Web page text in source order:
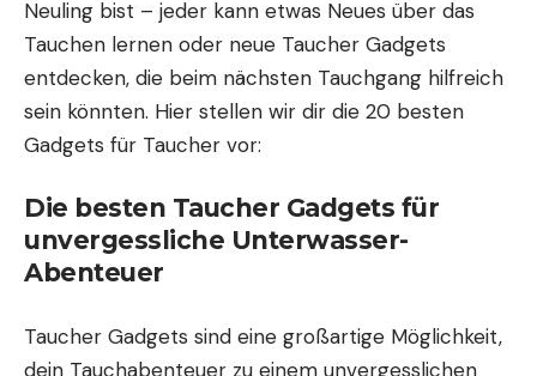
Neuling bist – jeder kann etwas Neues über das
Tauchen lernen oder neue Taucher Gadgets
entdecken, die beim nächsten Tauchgang hilfreich
sein könnten. Hier stellen wir dir die 20 besten
Gadgets für Taucher vor:
Die besten Taucher Gadgets für
unvergessliche Unterwasser-
Abenteuer
Taucher Gadgets sind eine großartige Möglichkeit,
dein Tauchabenteuer zu einem unvergesslichen